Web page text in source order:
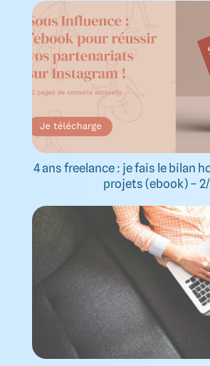
4 ans freelance : je fais le bilan
projets (ebook) –